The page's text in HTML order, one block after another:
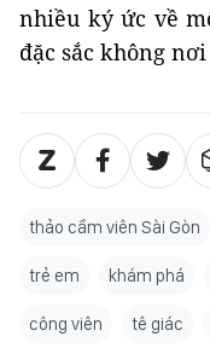
nhiều ký ức về
đặc sắc không
thảo cầm viên Sài Gòn
trẻ em khám phá
công viên tê giác